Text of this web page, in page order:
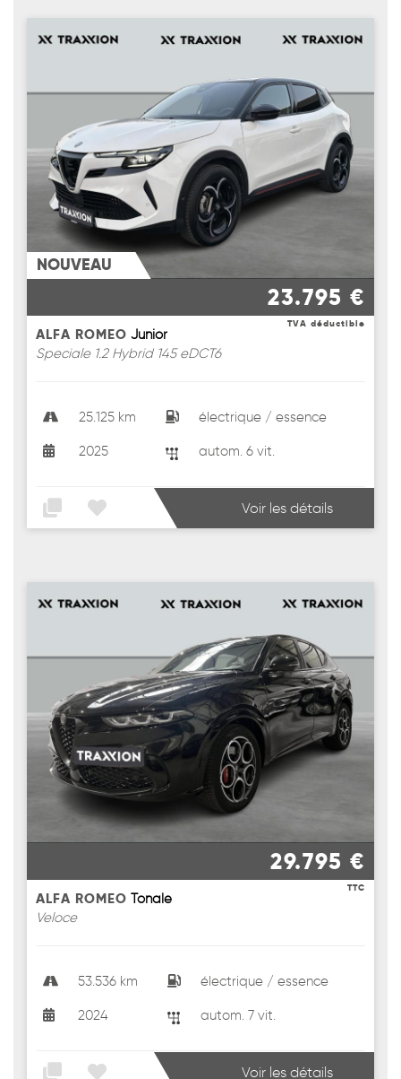
NOUVEAU
23.795 €
TVA déductible
ALFA ROMEO Junior
Speciale 1.2 Hybrid 145 eDCT6
25.125 km électrique / essence
2025 autom. 6 vit.
Voir les détails
29.795 €
TTC
ALFA ROMEO Tonale
Veloce
53.536 km électrique / essence
2024 autom. 7 vit.
Voir les détails